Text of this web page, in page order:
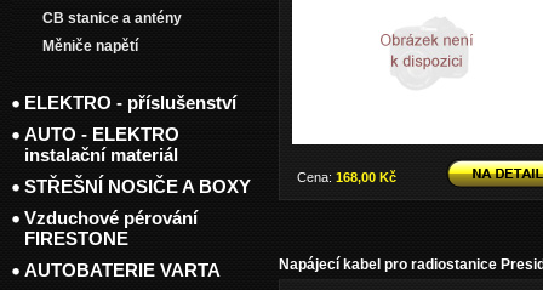
Cena: 168,00 Kč
Napájecí kabel pro radiostanice
CB stanice a antény
Měniče napětí
ELEKTRO - příslušenství
AUTO - ELEKTRO
instalační materiál
STŘEŠNÍ NOSIČE A BOXY
Vzduchové pérování
FIRESTONE
AUTOBATERIE VARTA